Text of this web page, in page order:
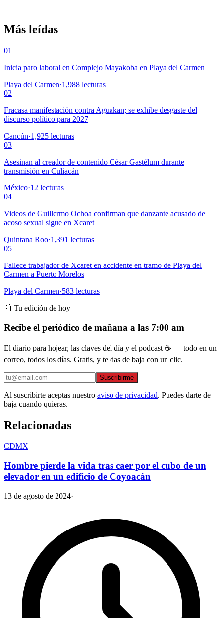
Más leídas
01
Inicia paro laboral en Complejo Mayakoba en Playa del Carmen
Playa del Carmen·1,988 lecturas
02
Fracasa manifestación contra Aguakan; se exhibe desgaste del
discurso político para 2027
Cancún·1,925 lecturas
03
Asesinan al creador de contenido César Gastélum durante
transmisión en Culiacán
México·12 lecturas
04
Videos de Guillermo Ochoa confirman que danzante acusado de
acoso sexual sigue en Xcaret
Quintana Roo·1,391 lecturas
05
Fallece trabajador de Xcaret en accidente en tramo de Playa del
Carmen a Puerto Morelos
Playa del Carmen·583 lecturas
📰 Tu edición de hoy
Recibe el periódico de mañana a las 7:00 am
El diario para hojear, las claves del día y el podcast ☕ — todo en un
correo, todos los días. Gratis, y te das de baja con un clic.
Suscribirme
Al suscribirte aceptas nuestro aviso de privacidad. Puedes darte de
baja cuando quieras.
Relacionadas
CDMX
Hombre pierde la vida tras caer por el cubo de un
elevador en un edificio de Coyoacán
13 de agosto de 2024·